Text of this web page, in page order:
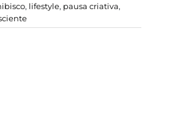
, lifestyle, pausa criativa,